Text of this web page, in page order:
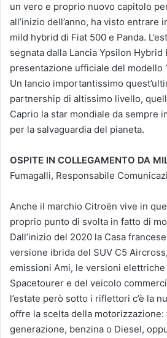
un vero e proprio nuovo capitolo
all’inizio dell’anno, ha visto entrare
mild hybrid di Fiat 500 e Panda.
segnata dalla Lancia Ypsilon Hybrid
presentazione ufficiale del modello
Un lancio importantissimo
partnership di altissimo livello,
Caprio la star mondiale da sempre
per la salvaguardia del pianeta.
OSPITE IN COLLEGAMENTO DA
Fumagalli, Responsabile
Anche il marchio Citroën vive in
proprio punto di svolta in fatto di
Dall’inizio del 2020 la Casa
versione ibrida del SUV C5
emissioni Ami, le versioni
Spacetourer e del veicolo
l’estate però sotto i riflettori c’è la
offre la scelta della motorizzazione:
generazione, benzina o Diesel,